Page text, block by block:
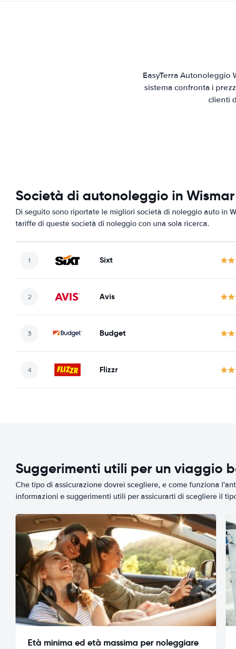
EasyTerra Autonoleggio
sistema confronta i
clienti
Società di autonoleggio in Wismar
Di seguito sono riportate le migliori società di noleggio auto in
tariffe di queste società di noleggio con una sola ricerca.
Sixt
Avis
Budget
Flizzr
Suggerimenti utili per un viaggio
Che tipo di assicurazione dovrei scegliere, e come funziona
informazioni e suggerimenti utili per assicurarti di scegliere il
Età minima ed età massima per noleggiare